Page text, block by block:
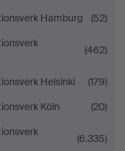
Hamburg
(52)
(462)
Helsinki
(179)
Köln
(20)
(6.335)